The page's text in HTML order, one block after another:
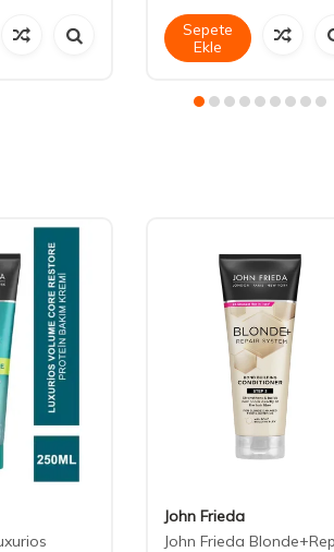
Sepete
Ekle
John Frieda
John Frieda